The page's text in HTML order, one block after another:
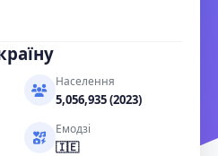
Населення
5,056,935 (2023)
Емодзі
🇮🇪